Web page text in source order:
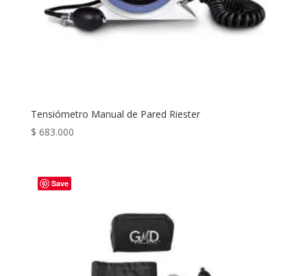
Tensiómetro Manual de Pared Riester
$ 683.000
Save